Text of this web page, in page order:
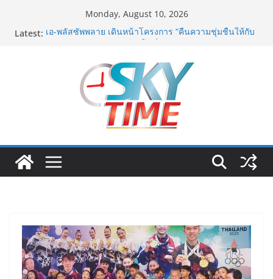
Monday, August 10, 2026
Latest: เอ-พลัสซัพพลาย เดินหน้าโครงการ “คืนความชุ่มชื้นให้กับ
ภัยทั่วทุกพื้นที่
รฟท. เปิดเวทีรับฟังความคิดเห็นประชาชน ครั้งที่ 2
โครงการรถไฟฟ้าสายสีแดงเข้ม “วงเวียนใหญ่–มหาชัย”
เดินหน้าพัฒนาโครงการบนพื้นฐานข้อเท็จจริงและการมี
“เอกนิติ” เตือนบริษัทมหาชนที่ค้างชำระค่าบริการวิชาชีพ
ต้องเปิดเผยข้อมูลทางบัญชีอย่างถูกต้อง ระวังการนำส่งงบ
การเงินต่อ ก.ล.ต. โดยไม่แสดงภาระหนี้ตามข้อเท็จจริง
อาจเข้าข่ายรายงานข้อมูลอันเป็นเท็จ
พิตบลู ศิษย์ทรายทอง กำปั้นดาวรุ่งวัย 15 ปีตัวแทน
มวยไทย SUPER CHAMP
ภารกิจตำรวจจราจรโครงการพระราชดำริ นำส่งอวัยวะ
หัวใจ ดวงที่ 184 สำเร็จลุล่วง ณ รพ.ศิริราช